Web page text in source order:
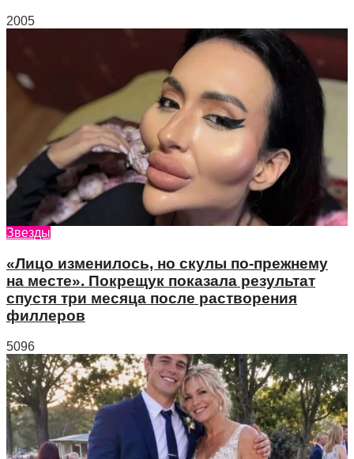
2005
Звезды
«Лицо изменилось, но скулы по-прежнему
на месте». Покрещук показала результат
спустя три месяца после растворения
филлеров
5096